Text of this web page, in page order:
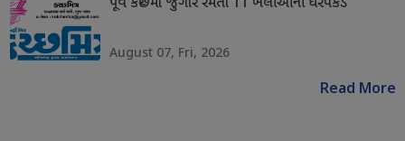
પૂર્વ કચ્છમાં જુગાર રમતા 11 ખેલીઓની ધરપકડ
August 07, Fri, 2026
Read More